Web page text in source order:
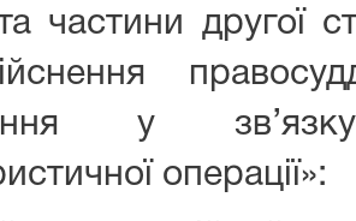
частини другої
у
операції»: